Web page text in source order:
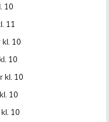
10
11
10
10
kl. 10
10
10